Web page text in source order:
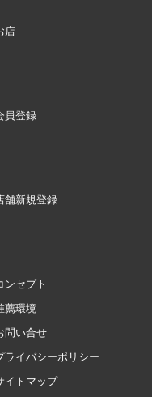
店
員登録
舗新規登録
ンセプト
薦環境
問い合せ
ライバシーポリシー
イトマップ